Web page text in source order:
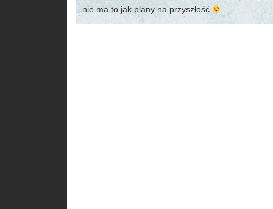
nie ma to jak plany na przyszłość